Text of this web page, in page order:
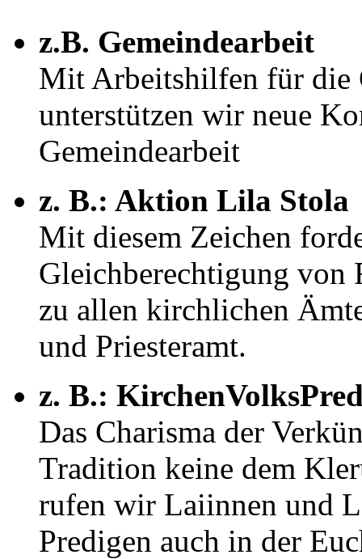
z.B. Gemeindearbeit
Mit Arbeitshilfen für die
unterstützen wir neue
Gemeindearbeit
z. B.: Aktion Lila Stola
Mit diesem Zeichen
Gleichberechtigung von
zu allen kirchlichen
und Priesteramt.
z. B.:
Das Charisma der
Tradition keine dem
rufen wir Laiinnen und
Predigen auch in der